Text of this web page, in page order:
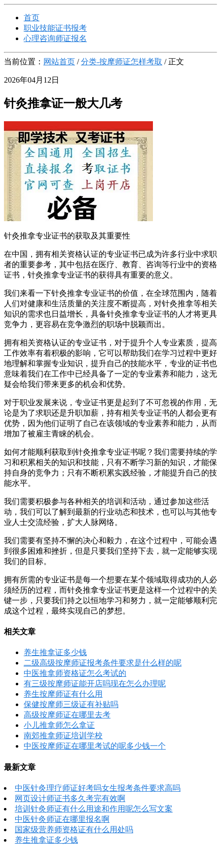
首页
职业技能证书报考
心理咨询师证报名
当前位置： 网站首页 /分类-按摩师证怎样考取 / 正文
2026年04月12日
针灸推拿证一般大几考
针灸推拿专业证书的获取及其重要性
在中国，拥有相关资格认证的专业证书已成为许多行业中求职
者的重要参考，其中包括在医疗、教育、咨询等行业中的资格
证书，针灸推拿专业证书的获得具有重要的意义。
我们来看一下针灸推拿专业证书的价值，在全球范围内，随着
人们对健康和生活质量的关注度不断提高，对针灸推拿等相关
知识的需求也日益增长，具备针灸推拿专业证书的人才将更具
竞争力，更容易在竞争激烈的职场中脱颖而出。
拥有相关资格认证的专业证书，对于提升个人专业素质，提高
工作效率有着积极的影响，它可以帮助我们在学习过程中更好
地理解和掌握专业知识，提升自己的技能水平，专业的证书也
意味着我们在工作中已经具备了一定的专业素养和能力，这无
疑会给我们带来更多的机会和优势。
对于职业发展来说，专业证书更是起到了不可忽视的作用，无
论是为了求职还是升职加薪，持有相关专业证书的人都会更有
优势，因为他们证明了自己在该领域的专业素养和能力，从而
增加了被雇主青睐的机会。
如何才能顺利获取到针灸推拿专业证书呢？我们需要持续的学
习和积累相关的知识和技能，只有不断学习新的知识，才能保
持自身的竞争力；只有不断积累实践经验，才能提升自己的技
能水平。
我们需要积极参与各种相关的培训和活动，通过参加这些活
动，我们可以了解到最新的行业动态和技术，也可以与其他专
业人士交流经验，扩大人脉网络。
我们需要有坚持不懈的决心和毅力，在这个过程中，可能会遇
到很多困难和挫折，但是只要我们坚持下去，就一定能够实现
我们的目标。
拥有所需的专业证书是每一个想要在某个领域取得成功的人必
须经历的过程，而针灸推拿专业证书更是这样一个过程中的关
键一步，只要我们持之以恒地学习和努力，就一定能够顺利完
成这个过程，最终实现自己的梦想。
相关文章
养生推拿证多少钱
二级高级按摩师证报考条件要求是什么样的呢
中医推拿师资格证怎么考试的
有三级按摩师证能开店吗现在怎么办理呢
养生按摩师证有什么用
保健按摩师三级证有补贴吗
高级按摩师证在哪里去考
小儿推拿师怎么拿证
南郊推拿师证培训学校
中医按摩师证在哪里考试的呢多少钱一个
最新文章
中医针灸理疗师证好考吗女生报考条件要求高吗
网页设计师证书多久考完有效啊
培训针灸师证有什么用途和作用呢怎么写文案
中医针灸师证在哪里报名啊
国家级营养师资格证有什么用处吗
养生推拿证多少钱